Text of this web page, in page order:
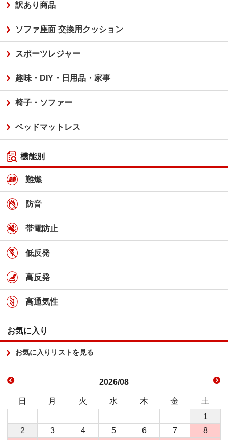
訳あり商品
ソファ座面 交換用クッション
スポーツレジャー
趣味・DIY・日用品・家事
椅子・ソファー
ベッドマットレス
機能別
難燃
防音
帯電防止
低反発
高反発
高通気性
お気に入り
お気に入りリストを見る
2026/08
日 月 火 水 木 金
土
1
2
3 4 5 6 7
8